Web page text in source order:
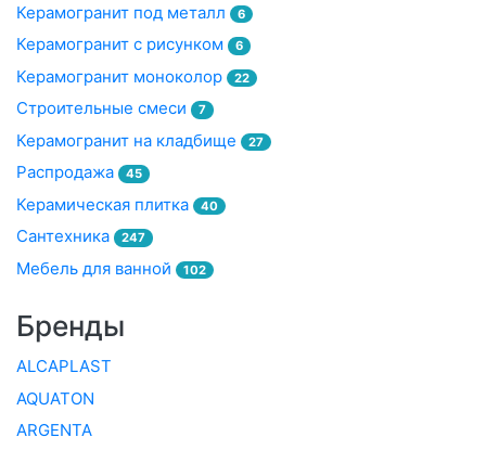
Керамогранит под металл 6
Керамогранит с рисунком 6
Керамогранит моноколор 22
Строительные смеси 7
Керамогранит на кладбище 27
Распродажа 45
Керамическая плитка 40
Сантехника 247
Мебель для ванной 102
Бренды
ALCAPLAST
AQUATON
ARGENTA